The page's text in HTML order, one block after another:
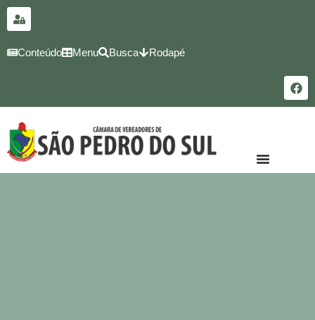
conteúdo
Conteúdo Menu Busca Rodapé